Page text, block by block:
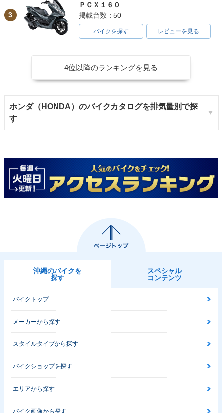
3
ＰＣＸ１６０
掲載台数：50
バイクを探す レビューを見る
4位以降のランキングを見る
ホンダ（HONDA）のバイクカタログを排気量別で探
す
沖縄のバイクを
探す
スペシャル
コンテンツ
バイクトップ
メーカーから探す
スタイルタイプから探す
バイクショップを探す
エリアから探す
バイク画像から探す